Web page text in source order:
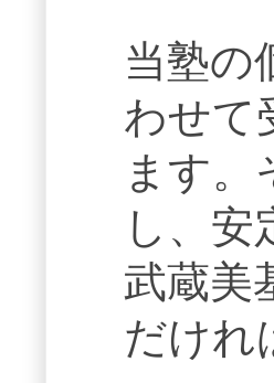
当塾の
わせて
ます。
し、安
武蔵美
だけれ